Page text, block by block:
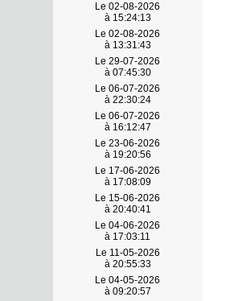
Le 02-08-2026
à 15:24:13
Le 02-08-2026
à 13:31:43
Le 29-07-2026
à 07:45:30
Le 06-07-2026
à 22:30:24
Le 06-07-2026
à 16:12:47
Le 23-06-2026
à 19:20:56
Le 17-06-2026
à 17:08:09
Le 15-06-2026
à 20:40:41
Le 04-06-2026
à 17:03:11
Le 11-05-2026
à 20:55:33
Le 04-05-2026
à 09:20:57